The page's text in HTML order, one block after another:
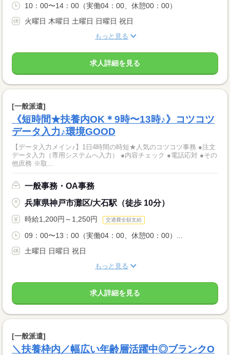
10：00〜14：00（実働04：00、休憩00：00）
火曜日 木曜日 土曜日 日曜日 祝日
もっと見る
求人詳細を見る
[一般派遣]
《短時間★扶養内OK＊9時〜13時♪》コツコツ
データ入力♪環境GOOD
【データ入力メイン♪】1日4時間の時短★人気のコツコツ事務 ●注文
データ入力（専用システムへ入力） ●内容チェック ●電話応対 ●その
他庶務 ※取...
一般事務・OA事務
兵庫県神戸市灘区/大石駅（徒歩 10分）
時給1,200円～1,250円 交通費全額支給
09：00〜13：00（実働04：00、休憩00：00）...
土曜日 日曜日 祝日
もっと見る
求人詳細を見る
[一般派遣]
＼扶養枠内／幅広い年齢層活躍中◎ブランクO